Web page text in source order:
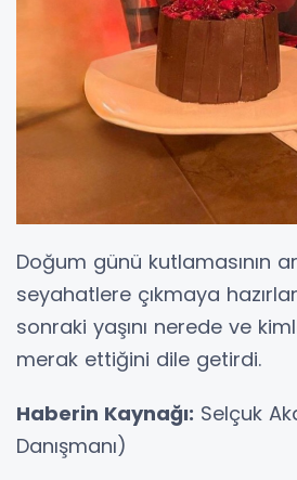
Doğum günü kutlamasının
seyahatlere çıkmaya
sonraki yaşını nerede ve
merak ettiğini dile getirdi.
Haberin Kaynağı: Selçuk
Danışmanı)